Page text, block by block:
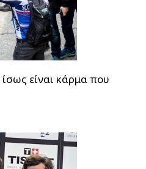
είναι κάρμα που